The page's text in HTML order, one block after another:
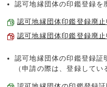
認可地縁団体の印鑑登録を
認可地縁団体印鑑登録廃
認可地縁団体印鑑登録廃
認可地縁団体の印鑑登録証
（申請の際は、登録してい